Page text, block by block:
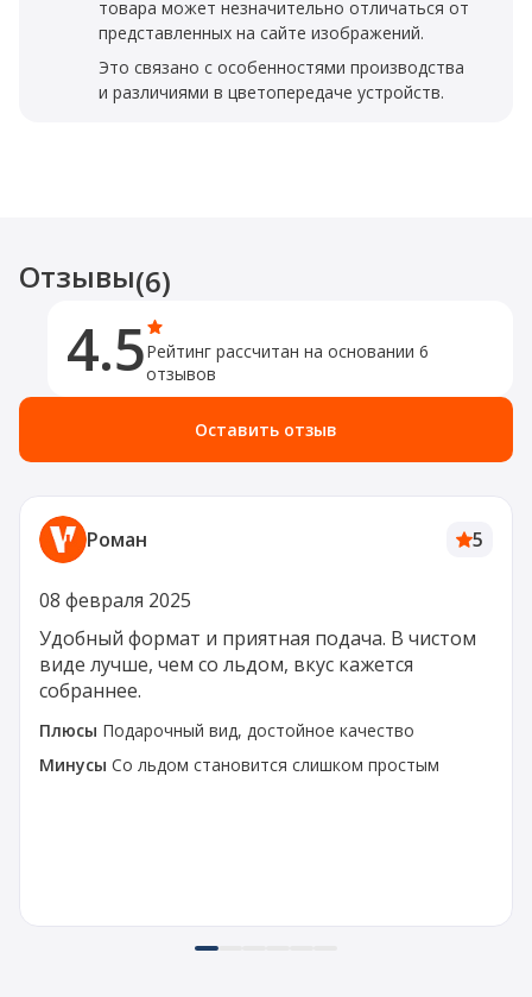
товара может незначительно отличаться от
представленных на сайте изображений.
Это связано с особенностями производства
и различиями в цветопередаче устройств.
Отзывы(6)
4.5Рейтинг рассчитан на основании 6
отзывов
Оставить отзыв
Роман 5
08 февраля 2025
Удобный формат и приятная подача. В чистом
виде лучше, чем со льдом, вкус кажется
собраннее.
Плюсы Подарочный вид, достойное качество
Минусы Со льдом становится слишком простым